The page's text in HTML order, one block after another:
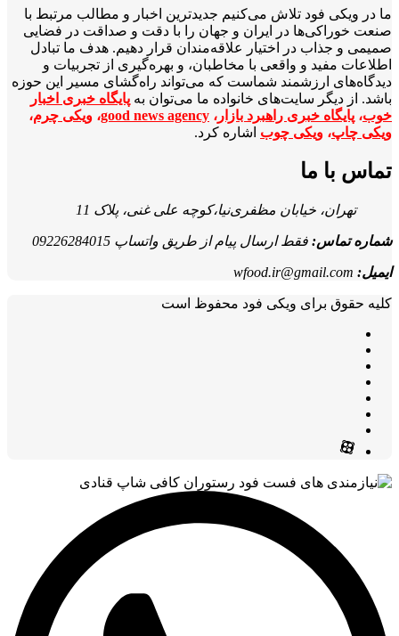
ما در ویکی‌ فود تلاش می‌کنیم جدیدترین اخبار و مطالب مرتبط با
صنعت خوراکی‌ها در ایران و جهان را با دقت و صداقت در فضایی
صمیمی و جذاب در اختیار علاقه‌مندان قرار دهیم. هدف ما تبادل
اطلاعات مفید و واقعی با مخاطبان، و بهره‌گیری از تجربیات و
دیدگاه‌های ارزشمند شماست که می‌تواند راه‌گشای مسیر این حوزه
باشد. از دیگر سایت‌های خانواده ما می‌توان به پایگاه خبری اخبار
خوب، پایگاه خبری راهبرد بازار ، good news agency، ویکی چرم،
ویکی چاپ، ویکی چوب اشاره کرد.
تماس با ما
تهران، خیابان مظفری‌نیا،کوچه علی غنی، پلاک 11
شماره تماس: فقط ارسال پیام از طریق واتساپ 09226284015
ایمیل: wfood.ir@gmail.com
کلیه حقوق برای ویکی فود محفوظ است